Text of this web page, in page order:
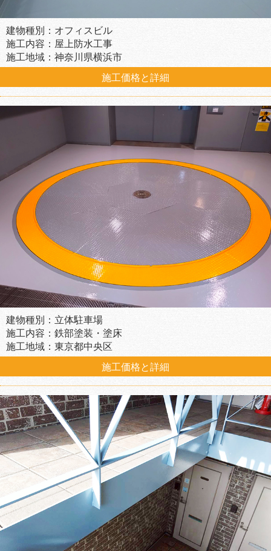
建物種別：オフィスビル
施工内容：屋上防水工事
施工地域：神奈川県横浜市
施工価格と詳細
建物種別：立体駐車場
施工内容：鉄部塗装・塗床
施工地域：東京都中央区
施工価格と詳細